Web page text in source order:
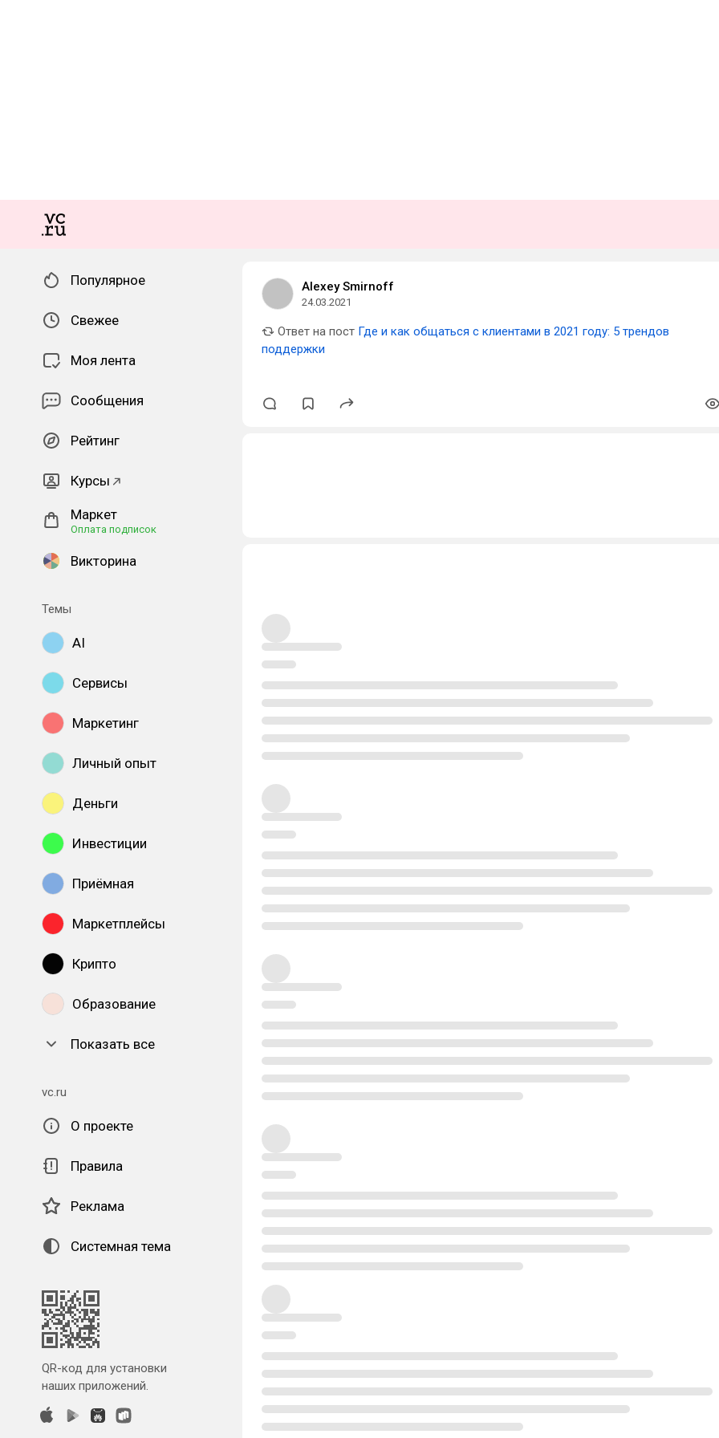
Популярное
Свежее
Моя лента
Сообщения
Рейтинг
Курсы
Маркет
Оплата подписок
Викторина
Темы
AI
Сервисы
Маркетинг
Личный опыт
Деньги
Инвестиции
Приёмная
Маркетплейсы
Крипто
Образование
Показать все
vc.ru
О проекте
Правила
Реклама
Системная тема
QR-код для установки
наших приложений.
Alexey Smirnoff
24.03.2021
Ответ на пост Где и как общаться с клиентами в 2021 году: 5 трендов
поддержки